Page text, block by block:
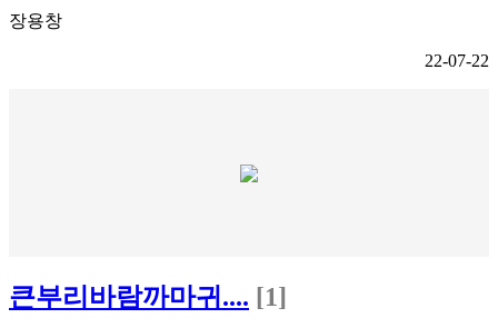
장용창
22-07-22
큰부리바람까마귀.... [1]